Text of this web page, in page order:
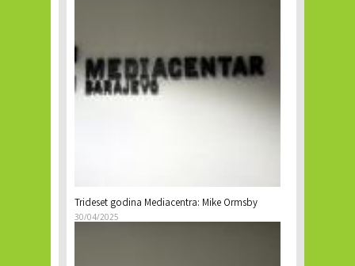
Trideset godina Mediacentra: Mike Ormsby
30/04/2025